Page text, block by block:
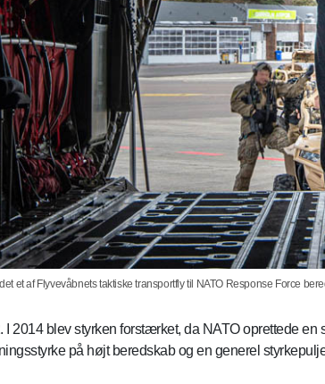
et af Flyvevåbnets taktiske transportfly til NATO Response Force
I 2014 blev styrken forstærket, da NATO oprettede
på højt beredskab og en generel